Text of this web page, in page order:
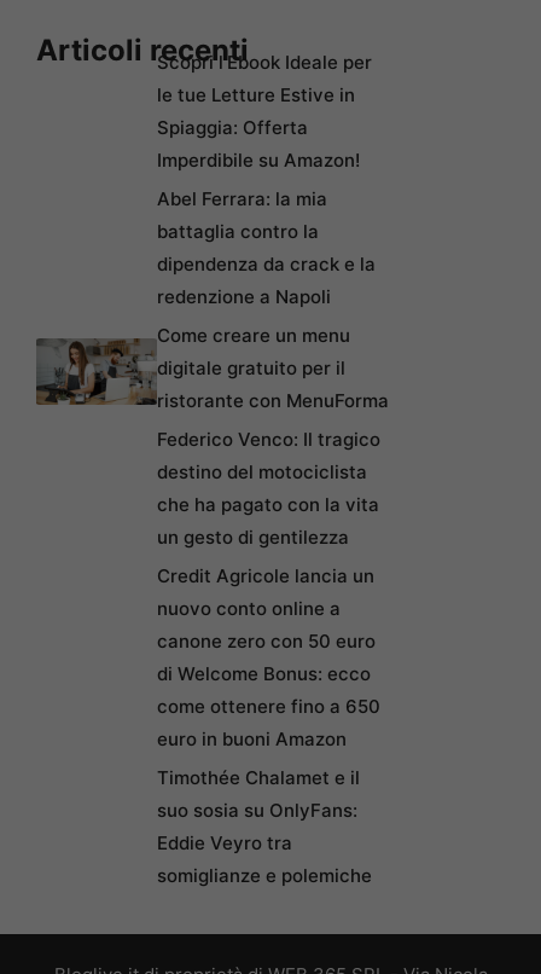
Articoli recentiScopri l’Ebook Ideale per
le tue Letture Estive in
Spiaggia: Offerta
Imperdibile su Amazon!
Abel Ferrara: la mia
battaglia contro la
dipendenza da crack e la
redenzione a Napoli
Come creare un menu
digitale gratuito per il
ristorante con MenuForma
Federico Venco: Il tragico
destino del motociclista
che ha pagato con la vita
un gesto di gentilezza
Credit Agricole lancia un
nuovo conto online a
canone zero con 50 euro
di Welcome Bonus: ecco
come ottenere fino a 650
euro in buoni Amazon
Timothée Chalamet e il
suo sosia su OnlyFans:
Eddie Veyro tra
somiglianze e polemiche